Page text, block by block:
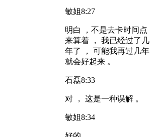
敏姐8:27
明白 ，不是去卡时间点
来算着 ， 我已经过了几
年了 ， 可能我再过几年
就会好起来 。
石磊8:33
对 ， 这是一种误解 。
敏姐8:34